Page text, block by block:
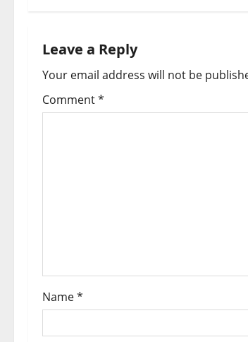
n
a
v
o
n
Leave a Reply
Your email address will not be
Comment*
Name*